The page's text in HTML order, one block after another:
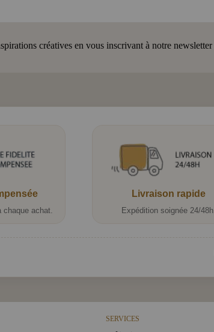
créatives en vous inscrivant à notre newsletter
achat.
Livraison rapide
Expédition soignée 24/48h.
SERVICES